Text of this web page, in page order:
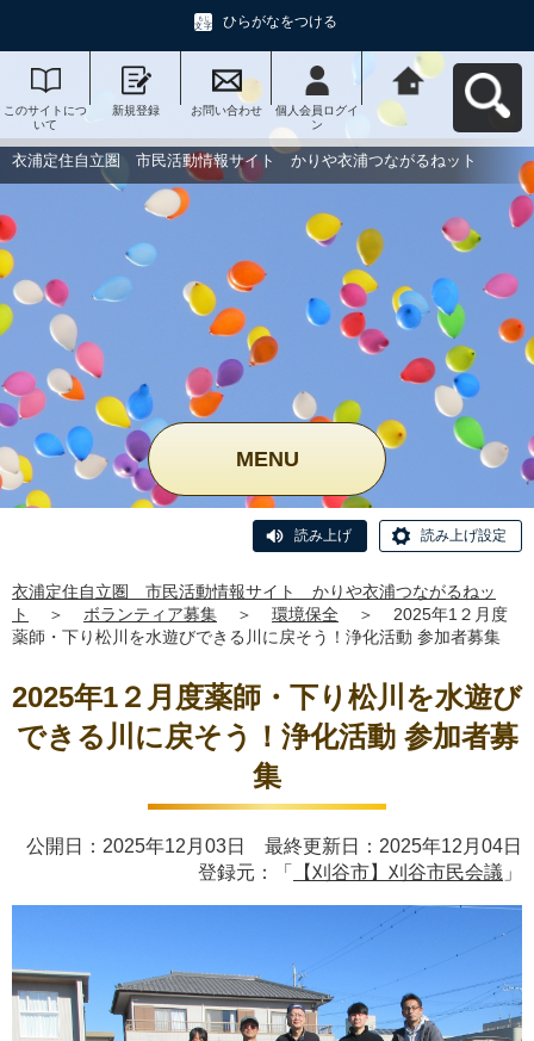
ひらがなをつける
このサイトにつ
いて
新規登録 お問い合わせ
個人会員ログイ
ン
衣浦定住自立
圏 市民活動情
報サイト かり
や衣浦つながる
ねットへ戻る
衣浦定住自立圏 市民活動情報サイト かりや衣浦つながるねット
MENU
読み上げ 読み上げ設定
衣浦定住自立圏 市民活動情報サイト かりや衣浦つながるねッ
ト
＞ ボランティア募集 ＞ 環境保全 ＞
2025年1２月度
薬師・下り松川を水遊びできる川に戻そう！浄化活動 参加者募集
2025年1２月度薬師・下り松川を水遊び
できる川に戻そう！浄化活動 参加者募
集
公開日：2025年12月03日 最終更新日：2025年12月04日
登録元：「
【刈谷市】刈谷市民会議 」